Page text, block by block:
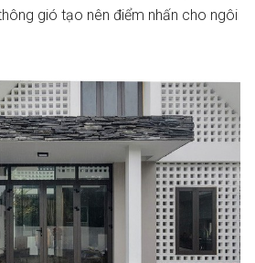
gió tạo nên điểm nhấn cho ngôi